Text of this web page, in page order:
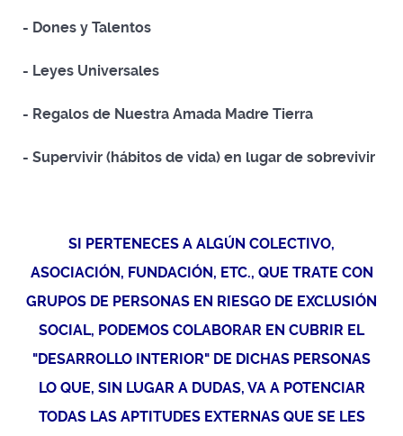
- Dones y Talentos
- Leyes Universales
- Regalos de Nuestra Amada Madre Tierra
- Supervivir (hábitos de vida) en lugar de sobrevivir
SI PERTENECES A ALGÚN COLECTIVO,
ASOCIACIÓN, FUNDACIÓN, ETC., QUE TRATE CON
GRUPOS DE PERSONAS EN RIESGO DE EXCLUSIÓN
SOCIAL, PODEMOS COLABORAR EN CUBRIR EL
"DESARROLLO INTERIOR" DE DICHAS PERSONAS
LO QUE, SIN LUGAR A DUDAS, VA A POTENCIAR
TODAS LAS APTITUDES EXTERNAS QUE SE LES